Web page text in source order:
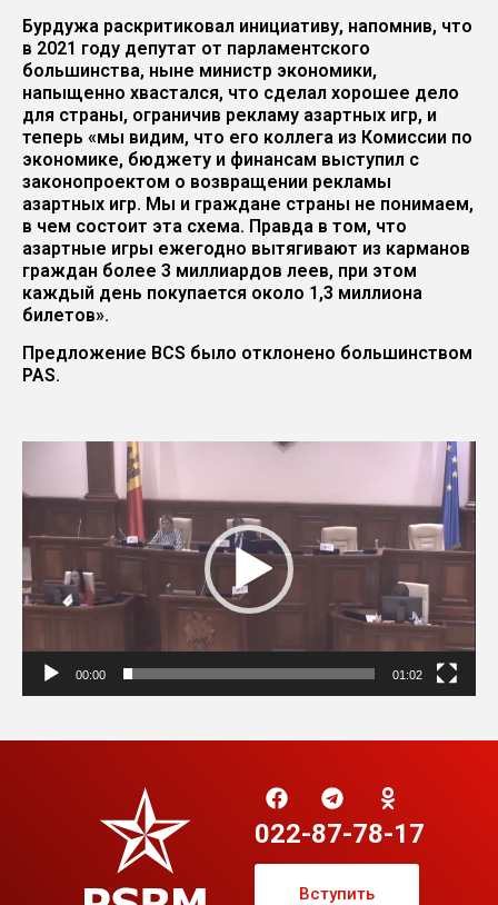
Бурдужа раскритиковал инициативу, напомнив, что
в 2021 году депутат от парламентского
большинства, ныне министр экономики,
напыщенно хвастался, что сделал хорошее дело
для страны, ограничив рекламу азартных игр, и
теперь «мы видим, что его коллега из Комиссии по
экономике, бюджету и финансам выступил с
законопроектом о возвращении рекламы
азартных игр. Мы и граждане страны не понимаем,
в чем состоит эта схема. Правда в том, что
азартные игры ежегодно вытягивают из карманов
граждан более 3 миллиардов леев, при этом
каждый день покупается около 1,3 миллиона
билетов».
Предложение BCS было отклонено большинством
PAS.
Видеоплеер
00:00 01:02
022-87-78-17
Вступить